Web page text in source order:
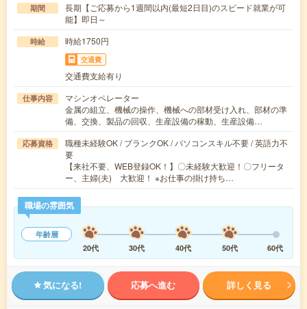
期間
長期【ご応募から1週間以内(最短2日目)のスピード就業が可
能】即日～
時給 時給1750円
交通費
交通費支給有り
仕事内容
マシンオペレーター
金属の組立、機械の操作、機械への部材受け入れ、部材の準
備、交換、製品の回収、生産設備の稼動、生産設備…
応募資格
職種未経験OK / ブランクOK / パソコンスキル不要 / 英語力不
要
【来社不要、WEB登録OK！】〇未経験大歓迎！〇フリータ
ー、主婦(夫) 大歓迎！ ※お仕事の掛け持ち…
職場の雰囲気
年齢層
20代
30代 40代 50代 60代
気になる! 応募へ進む 詳しく見る